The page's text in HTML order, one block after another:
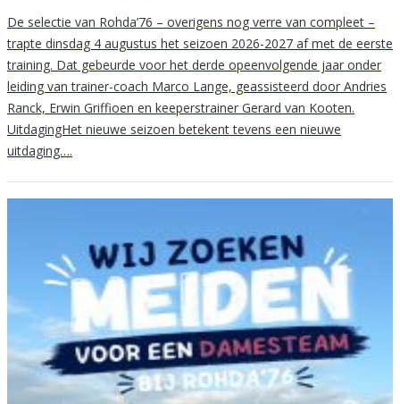
De selectie van Rohda’76 – overigens nog verre van compleet –
trapte dinsdag 4 augustus het seizoen 2026-2027 af met de eerste
training. Dat gebeurde voor het derde opeenvolgende jaar onder
leiding van trainer-coach Marco Lange, geassisteerd door Andries
Ranck, Erwin Griffioen en keeperstrainer Gerard van Kooten.
UitdagingHet nieuwe seizoen betekent tevens een nieuwe
uitdaging….